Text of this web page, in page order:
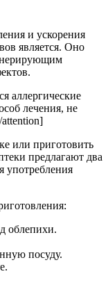
и ускорения
является. Оно
аллергические
лечения, не
attention]
или приготовить
предлагают два
употребления
облепихи.
посуду.